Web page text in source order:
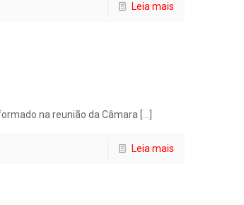
Leia mais
na reunião da Câmara
Leia mais